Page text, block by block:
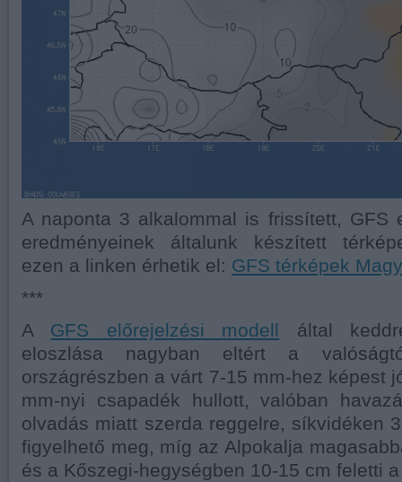
A naponta 3 alkalommal is frissített, GFS
eredményeinek általunk készített
ezen a linken érhetik el: GFS térképek
***
A GFS előrejelzési modell által
eloszlása nagyban eltért a
országrészben a várt 7-15 mm-hez képest
mm-nyi csapadék hullott, valóban
olvadás miatt szerda reggelre, síkvidéken
figyelhető meg, míg az Alpokalja
és a Kőszegi-hegységben 10-15 cm feletti